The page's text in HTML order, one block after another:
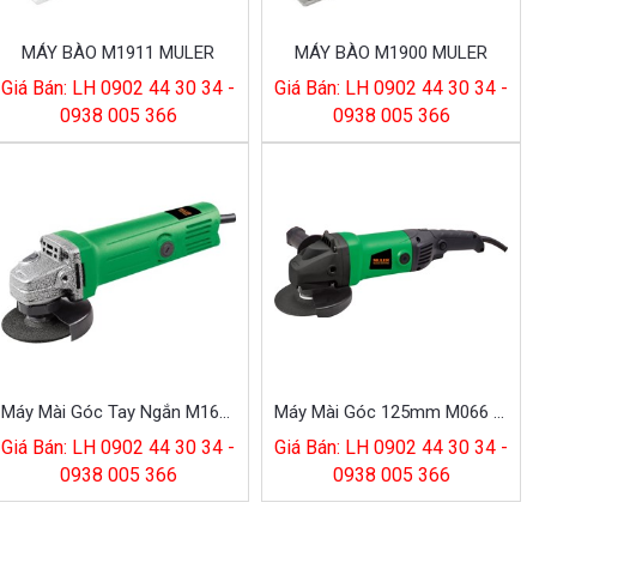
MÁY BÀO M1911 MULER
Giá Bán: LH 0902 44 30 34 -
0938 005 366
MÁY BÀO M1900 MULER
Giá Bán: LH 0902 44 30 34 -
0938 005 366
Máy Mài Góc Tay Ngắn M168 (hộp Giấy)
Giá Bán: LH 0902 44 30 34 -
0938 005 366
Máy Mài Góc 125mm M066 (hộp Giấy)
Giá Bán: LH 0902 44 30 34 -
0938 005 366